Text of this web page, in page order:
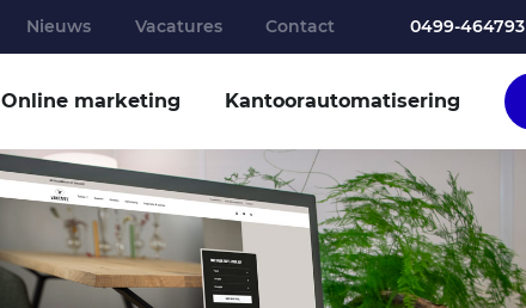
Online marketing Kantoor­automatisering
Nieuws Vacatures Contact 0499-464793